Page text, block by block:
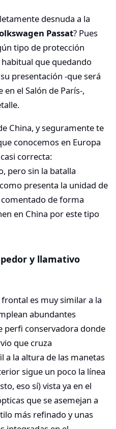
desnuda a la
Passat? Pues
tipo de protección
que quedando
presentación -que será
el Salón de París-,
China, y seguramente te
conocemos en Europa
correcta:
pero sin la batalla
presenta la unidad de
de forma
en China por este tipo
y llamativo
es muy similar a la
abundantes
perfi conservadora donde
que cruza
a la altura de las manetas
sigue un poco la línea
eso sí) vista ya en el
que se asemejan a
más refinado y unas